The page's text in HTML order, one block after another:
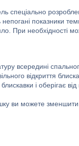
спеціально
показники
При необхідності
всередині
відкриття
і оберігає
ви можете